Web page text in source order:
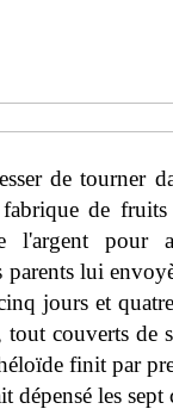
de tourner
de
l'argent pour
parents lui
jours et
tout couverts de
finit par
dépensé les sept